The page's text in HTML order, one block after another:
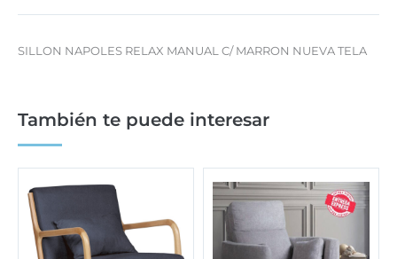
SILLON NAPOLES RELAX MANUAL C/ MARRON NUEVA TELA
También te puede interesar